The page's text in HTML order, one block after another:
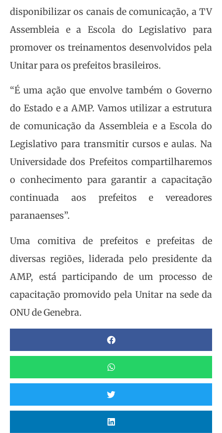
disponibilizar os canais de comunicação, a TV
Assembleia e a Escola do Legislativo para
promover os treinamentos desenvolvidos pela
Unitar para os prefeitos brasileiros.
“É uma ação que envolve também o Governo
do Estado e a AMP. Vamos utilizar a estrutura
de comunicação da Assembleia e a Escola do
Legislativo para transmitir cursos e aulas. Na
Universidade dos Prefeitos compartilharemos
o conhecimento para garantir a capacitação
continuada aos prefeitos e vereadores
paranaenses”.
Uma comitiva de prefeitos e prefeitas de
diversas regiões, liderada pelo presidente da
AMP, está participando de um processo de
capacitação promovido pela Unitar na sede da
ONU de Genebra.